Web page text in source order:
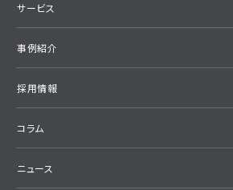
サービス
事例紹介
採用情報
コラム
ニュース